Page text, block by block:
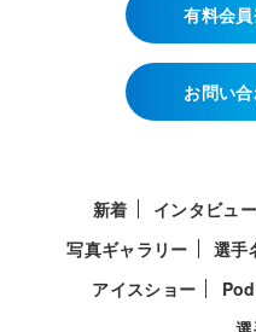
有料会
お問い
新着 インタビュー
写真ギャラリー
選手
アイスショー